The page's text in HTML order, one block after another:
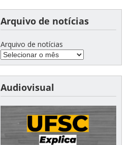
Arquivo de notícias
Arquivo de notícias
Audiovisual